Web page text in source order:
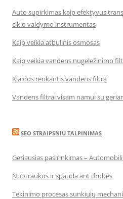
Auto supirkimas kaip efektyvus
ciklo valdymo instrumentas
Kaip veikia atbulinis osmosas
Kaip veikia vandens nugeležinimo
Klaidos renkantis vandens filtrą
Vandens filtrai visam namui su
SEO STRAIPSNIU TALPINIMAS
Geriausias pasirinkimas –
Nuotraukos ir spauda ant drobės
Tekinimo procesas sunkiųjų